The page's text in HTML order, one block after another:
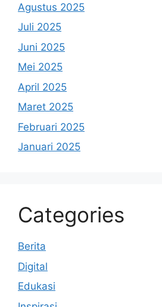
Agustus 2025
Juli 2025
Juni 2025
Mei 2025
April 2025
Maret 2025
Februari 2025
Januari 2025
Categories
Berita
Digital
Edukasi